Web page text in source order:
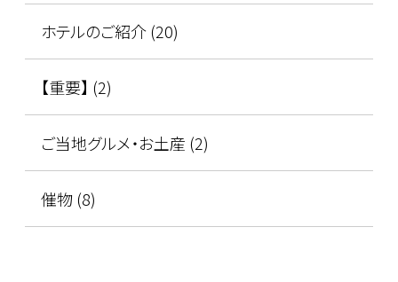
ホテルのご紹介 (20)
【重要】 (2)
ご当地グルメ・お土産 (2)
催物 (8)